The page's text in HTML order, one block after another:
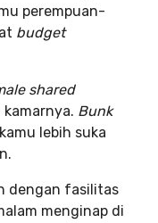
perempuan-
budget
shared
Bunk
lebih suka
dengan fasilitas
menginap di